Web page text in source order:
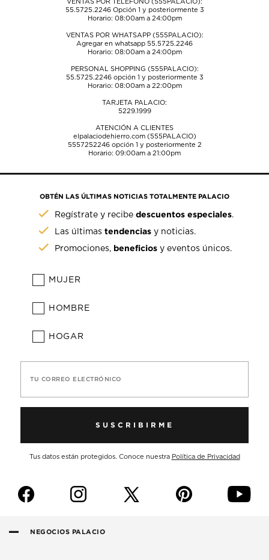
VENTAS POR TELÉFONO (555PALACIO):
55.5725.2246Opción 1 y posteriormente 3
Horario: 08:00am a 24:00pm
VENTAS POR WHATSAPP (555PALACIO):
Agregar en whatsapp 55.5725.2246
Horario: 08:00am a 24:00pm
PERSONAL SHOPPING (555PALACIO):
55.5725.2246opción 1 y posteriormente 3
Horario: 08:00am a 22:00pm
TARJETA PALACIO:
5229.1999
ATENCIÓN A CLIENTES
elpalaciodehierro.com (555PALACIO)
5557252246opción 1 y posteriormente 2
Horario: 09:00am a 21:00pm
OBTÉN LAS ÚLTIMAS NOTICIAS TOTALMENTE PALACIO
Regístrate y recibedescuentos especiales.
Las últimastendencias y noticias.
Promociones, beneficios y eventos únicos.
MUJER
HOMBRE
HOGAR
TU CORREO ELECTRÓNICO
SUSCRIBIRME
Tus datos están protegidos. Conoce nuestra Política de Privacidad
f i p y
NEGOCIOS PALACIO